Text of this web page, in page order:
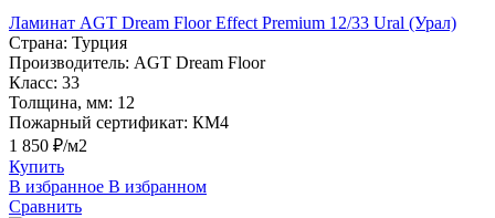
Ламинат AGT Dream Floor Effect Premium 12/33 Ural (Урал)
Страна: Турция
Производитель: AGT Dream Floor
Класс: 33
Толщина, мм: 12
Пожарный сертификат: КМ4
1 850 ₽/м2
Купить
В избранное В избранном
Сравнить